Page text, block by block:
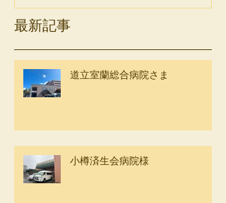
最新記事
道立室蘭総合病院さま
小樽済生会病院様